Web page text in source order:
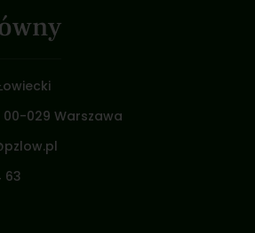
00-029 Warszawa
63